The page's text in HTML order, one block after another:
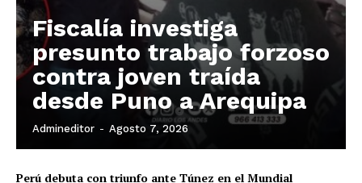
Fiscalía investiga
presunto trabajo forzoso
contra joven traída
desde Puno a Arequipa
Admineditor - Agosto 7, 2026
Perú debuta con triunfo ante Túnez en el Mundial